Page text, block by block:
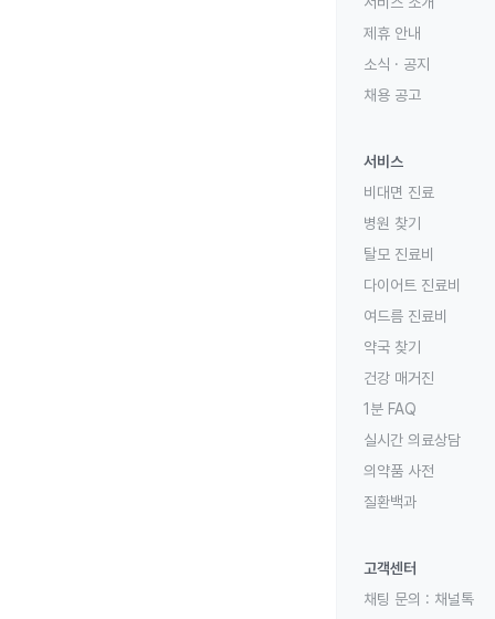
제휴 안내
소식 · 공지
채용 공고
서비스
비대면 진료
병원 찾기
탈모 진료비
다이어트 진료비
여드름 진료비
약국 찾기
건강 매거진
1분 FAQ
실시간 의료상담
의약품 사전
질환백과
고객센터
채팅 문의 : 채널톡